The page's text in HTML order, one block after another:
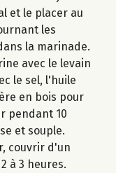
et le placer au
les
la marinade.
avec le levain
le sel, l'huile
en bois pour
pendant 10
et souple.
couvrir d'un
à 3 heures.